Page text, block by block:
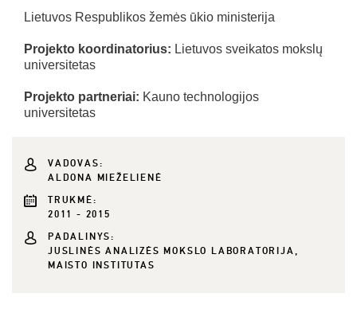
Lietuvos Respublikos žemės ūkio ministerija
Projekto koordinatorius: Lietuvos sveikatos mokslų
universitetas
Projekto partneriai: Kauno technologijos
universitetas
VADOVAS:
ALDONA MIEŽELIENĖ
TRUKMĖ:
2011 - 2015
PADALINYS:
JUSLINĖS ANALIZĖS MOKSLO LABORATORIJA,
MAISTO INSTITUTAS